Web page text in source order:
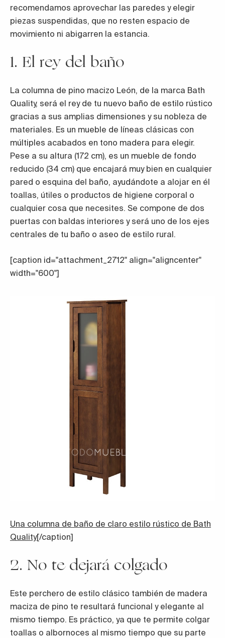
recomendamos aprovechar las paredes y elegir
piezas suspendidas, que no resten espacio de
movimiento ni abigarren la estancia.
1. El rey del baño
La columna de pino macizo León, de la marca Bath
Quality, será el rey de tu nuevo baño de estilo rústico
gracias a sus amplias dimensiones y su nobleza de
materiales. Es un mueble de líneas clásicas con
múltiples acabados en tono madera para elegir.
Pese a su altura (172 cm), es un mueble de fondo
reducido (34 cm) que encajará muy bien en cualquier
pared o esquina del baño, ayudándote a alojar en él
toallas, útiles o productos de higiene corporal o
cualquier cosa que necesites. Se compone de dos
puertas con baldas interiores y será uno de los ejes
centrales de tu baño o aseo de estilo rural.
[caption id="attachment_2712" align="aligncenter"
width="600"]
Una columna de baño de claro estilo rústico de Bath
Quality[/caption]
2. No te dejará colgado
Este perchero de estilo clásico también de madera
maciza de pino te resultará funcional y elegante al
mismo tiempo. Es práctico, ya que te permite colgar
toallas o albornoces al mismo tiempo que su parte